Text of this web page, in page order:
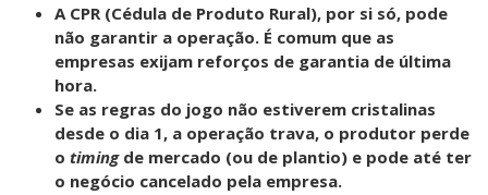
A CPR (Cédula de Produto Rural), por si só, pode
não garantir a operação. É comum que as
empresas exijam reforços de garantia de última
hora.
Se as regras do jogo não estiverem cristalinas
desde o dia 1, a operação trava, o produtor perde
o timingde mercado (ou de plantio) e pode até ter
o negócio cancelado pela empresa.